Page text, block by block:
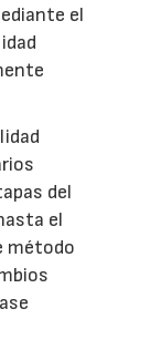
el
del
el
método